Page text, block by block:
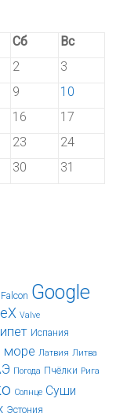
Сб
Вс
2
3
9
10
16
17
23
24
30 31
Falcon Google
Valve
Испания
море Латвия Литва
Погода Пчёлки Рига
Солнце Суши
Эстония